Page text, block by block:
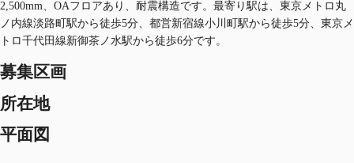
2,500mm、OAフロアあり、耐震構造です。最寄り駅は、東京メトロ丸
ノ内線淡路町駅から徒歩5分、都営新宿線小川町駅から徒歩5分、東京メ
トロ千代田線新御茶ノ水駅から徒歩6分です。
募集区画
所在地
平面図